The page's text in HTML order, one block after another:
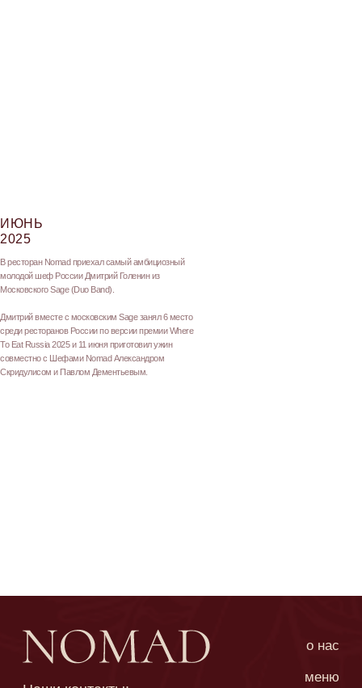
2025
ИЮНЬ
В ресторан Nomad приехал самый амбициозный
молодой шеф России Дмитрий Голенин из
Московского Sage (Duo Band).
Дмитрий вместе с московским Sage занял 6 место
среди ресторанов России по версии премии Where
To Eat Russia 2025 и 11 июня приготовил ужин
совместно с Шефами Nomad Александром
Скридулисом и Павлом Дементьевым.